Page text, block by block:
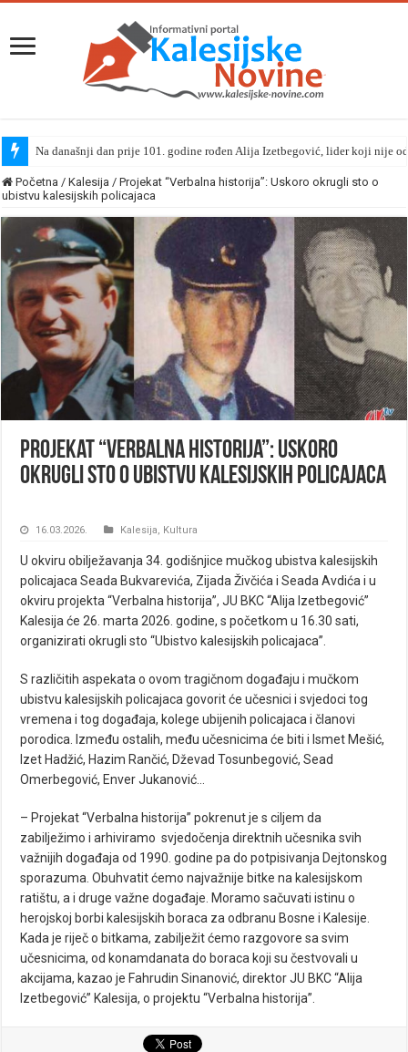
Na današnji dan prije 101. godine rođen Alija Izetbegović, lider koji nije
Početna / Kalesija / Projekat “Verbalna historija”: Uskoro okrugli sto o
ubistvu kalesijskih policajaca
Projekat “Verbalna historija”: Uskoro
okrugli sto o ubistvu kalesijskih policajaca
16.03.2026. Kalesija, Kultura
U okviru obilježavanja 34. godišnjice mučkog ubistva kalesijskih
policajaca Seada Bukvarevića, Zijada Živčića i Seada Avdića i u
okviru projekta “Verbalna historija”, JU BKC “Alija Izetbegović”
Kalesija će 26. marta 2026. godine, s početkom u 16.30 sati,
organizirati okrugli sto “Ubistvo kalesijskih policajaca”.
S različitih aspekata o ovom tragičnom događaju i mučkom
ubistvu kalesijskih policajaca govorit će učesnici i svjedoci tog
vremena i tog događaja, kolege ubijenih policajaca i članovi
porodica. Između ostalih, među učesnicima će biti i Ismet Mešić,
Izet Hadžić, Hazim Rančić, Dževad Tosunbegović, Sead
Omerbegović, Enver Jukanović…
– Projekat “Verbalna historija” pokrenut je s ciljem da
zabilježimo i arhiviramo svjedočenja direktnih učesnika svih
važnijih događaja od 1990. godine pa do potpisivanja Dejtonskog
sporazuma. Obuhvatit ćemo najvažnije bitke na kalesijskom
ratištu, a i druge važne događaje. Moramo sačuvati istinu o
herojskoj borbi kalesijskih boraca za odbranu Bosne i Kalesije.
Kada je riječ o bitkama, zabilježit ćemo razgovore sa svim
učesnicima, od konamdanata do boraca koji su čestvovali u
akcijama, kazao je Fahrudin Sinanović, direktor JU BKC “Alija
Izetbegović” Kalesija, o projektu “Verbalna historija”.